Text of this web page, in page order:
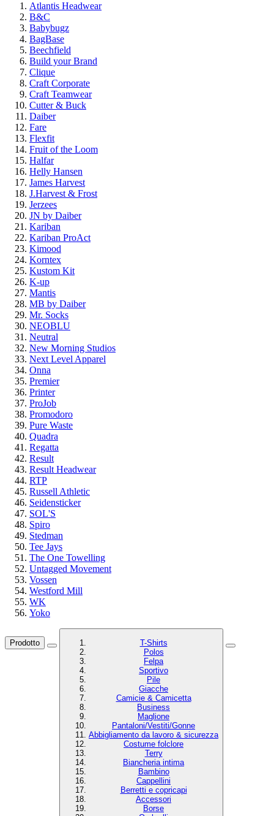
Atlantis Headwear
B&C
Babybugz
BagBase
Beechfield
Build your Brand
Clique
Craft Corporate
Craft Teamwear
Cutter & Buck
Daiber
Fare
Flexfit
Fruit of the Loom
Halfar
Helly Hansen
James Harvest
J.Harvest & Frost
Jerzees
JN by Daiber
Kariban
Kariban ProAct
Kimood
Korntex
Kustom Kit
K-up
Mantis
MB by Daiber
Mr. Socks
NEOBLU
Neutral
New Morning Studios
Next Level Apparel
Onna
Premier
Printer
ProJob
Promodoro
Pure Waste
Quadra
Regatta
Result
Result Headwear
RTP
Russell Athletic
Seidensticker
SOL'S
Spiro
Stedman
Tee Jays
The One Towelling
Untagged Movement
Vossen
Westford Mill
WK
Yoko
Prodotto
T-Shirts
Polos
Felpa
Sportivo
Pile
Giacche
Camicie & Camicetta
Business
Maglione
Pantaloni/Vestiti/Gonne
Abbigliamento da lavoro & sicurezza
Costume folclore
Terry
Biancheria intima
Bambino
Cappellini
Berretti e copricapi
Accessori
Borse